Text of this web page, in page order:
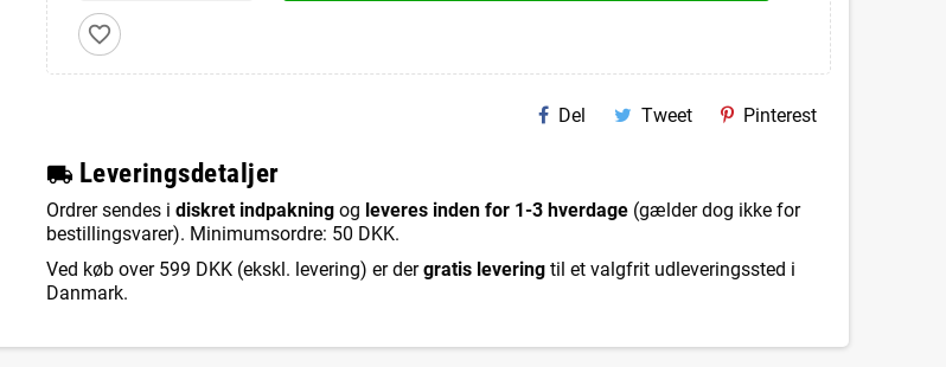
favorite_border
Del Tweet Pinterest
local_shipping Leveringsdetaljer
Ordrer sendes i diskret indpakningog leveres inden for 1-3 hverdage(gælder dog ikke for
bestillingsvarer). Minimumsordre: 50 DKK.
Ved køb over 599 DKK (ekskl. levering) er dergratis leveringtil et valgfrit udleveringssted i
Danmark.